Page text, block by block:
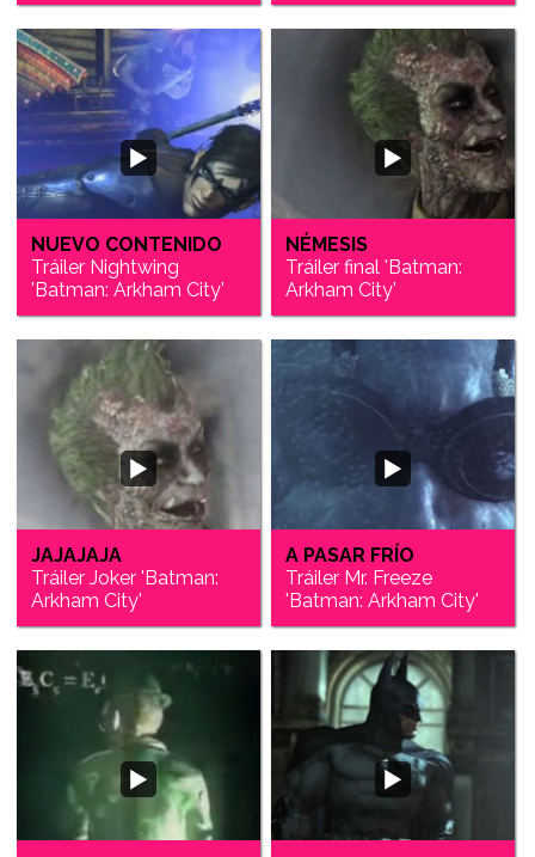
NUEVO CONTENIDO
Tráiler Nightwing
'Batman: Arkham City'
NÉMESIS
Tráiler final 'Batman:
Arkham City'
JAJAJAJA
Tráiler Joker 'Batman:
Arkham City'
A PASAR FRÍO
Tráiler Mr. Freeze
'Batman: Arkham City'